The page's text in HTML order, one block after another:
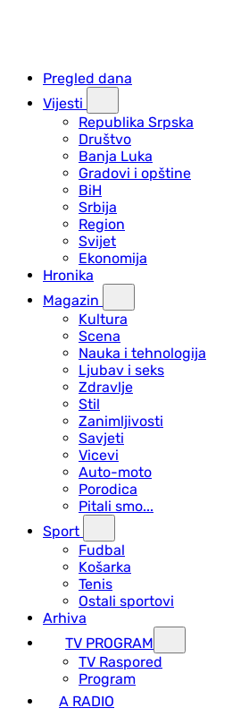
Pregled dana
Vijesti
Republika Srpska
Društvo
Banja Luka
Gradovi i opštine
BiH
Srbija
Region
Svijet
Ekonomija
Hronika
Magazin
Kultura
Scena
Nauka i tehnologija
Ljubav i seks
Zdravlje
Stil
Zanimljivosti
Savjeti
Vicevi
Auto-moto
Porodica
Pitali smo...
Sport
Fudbal
Košarka
Tenis
Ostali sportovi
Arhiva
TV PROGRAM
ТV Raspored
Program
A RADIO